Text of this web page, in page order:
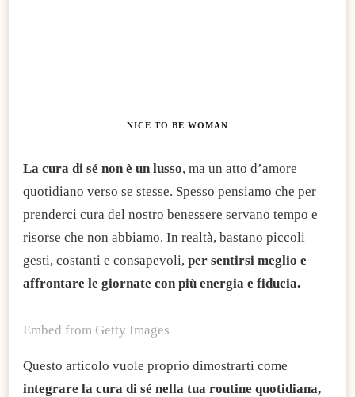
NICE TO BE WOMAN
La cura di sé non è un lusso, ma un atto d’amore
quotidiano verso se stesse. Spesso pensiamo che per
prenderci cura del nostro benessere servano tempo e
risorse che non abbiamo. In realtà, bastano piccoli
gesti, costanti e consapevoli, per sentirsi meglio e
affrontare le giornate con più energia e fiducia.
Embed from Getty Images
Questo articolo vuole proprio dimostrarti come
integrare la cura di sé nella tua routine quotidiana,